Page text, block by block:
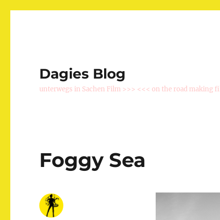
Dagies Blog
unterwegs in Sachen Film >>> <<< on the road making
Foggy Sea